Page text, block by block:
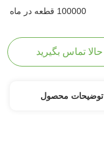
100000 قطعه در ماه
حالا تماس بگیرید
توضیحات محصول